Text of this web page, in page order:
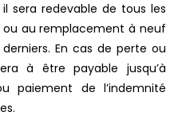
il sera redevable de tous les
au remplacement à neuf
En cas de perte ou
à être payable jusqu’à
paiement de l’indemnité